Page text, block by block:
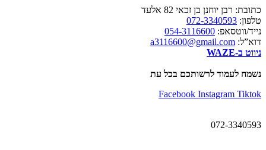
כתובת: רבן יוחנן בן זכאי 82 אלעד
טלפון: 072-3340593
נייד/ווטסאפ: 054-3116600
דוא”ל: a3116600@gmail.com
ניווט ב-WAZE
נשמח לעמוד לרשותכם בכל עת
Facebook Instagram Tiktok
072-3340593